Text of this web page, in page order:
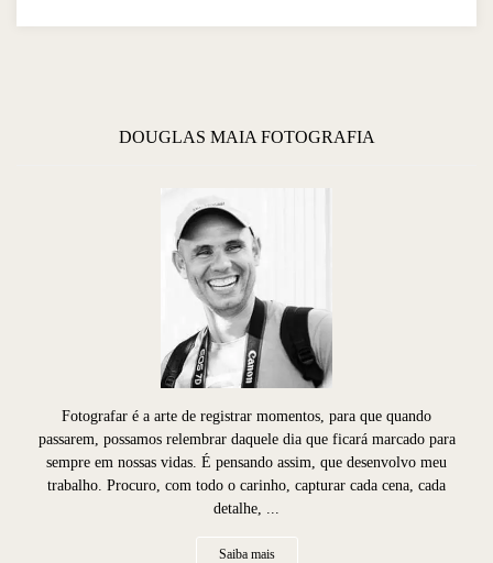
DOUGLAS MAIA FOTOGRAFIA
Fotografar é a arte de registrar momentos, para que quando
passarem, possamos relembrar daquele dia que ficará marcado para
sempre em nossas vidas. É pensando assim, que desenvolvo meu
trabalho. Procuro, com todo o carinho, capturar cada cena, cada
detalhe, ...
Saiba mais